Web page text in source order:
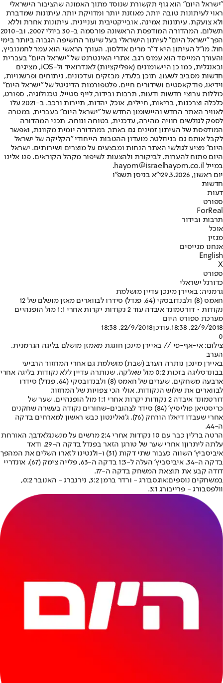
"ישראל היום" הוא גוף תקשורת שנוסד מתוך האמונה שהציבור הישראלי
ראוי לעיתונות טובה יותר, מאוזנת יותר ומדויקת יותר. עיתונות שמדברת
ולא צועקת. עיתונות אמינה, אובייקטיבית ועניינית. עיתונות אחרת וללא
תשלום. המהדורה המודפסת הראשונה פורסמה ב-30 ביולי 2007, וב-2010
הפך "ישראל היום" לעיתון הישראלי בעל שיעור החשיפה הגבוה ביותר בימי
חול. מו"ל העיתון היא ד"ר מרים אדלסון. העורך הראשי הוא עמר לחמנוביץ,
והעורך המייסד הוא עמוס רגב. אתרי האינטרנט של "ישראל היום" בעברית
ובאנגלית, כמו כן היישומונים (אפליקציות) לאנדרואיד ול-iOS, מציגים
חדשות מסביב לשעון, תוכן בלעדי, מבזקים ועדכונים, ניתוחים ופרשנויות,
וידיאו, פודקאסטים ושידורים חיים. פלטפורמות הדיגיטל של "ישראל היום"
כוללות ערוצי חדשות ודעות, תרבות ובידור, לייף סטייל, טכנולוגיה, ספורט,
כלכלה וצרכנות, בריאות, חיילים, אוכל, יהדות, תיירות ורכב. ב-2021 עלו
לאוויר האתר החדש והיישומון החדש של "ישראל היום" בעברית, במטרה
לספק לגולשים חוויה מהירה, עדכנית, בטוחה ונוחה. תכני המהדורה
המודפסת של העיתון זמינים גם באתר, במהדורה יומית מקוונת, ואפשר
לקבל אותם גם בניוזלטר. מועדון ההטבות הייחודי "הקליקה של ישראל
היום" מציע לגולשי האתר הנחות ומבצעים על מוצרים ושירותים. ישראל
היום פתוח להערות, לביקורת ולהצעות לשיפור מקהל הקוראים. פנו אלינו
במייל hayom@israelhayom.co.il.
יום ראשון, 29.3.2026
י"א בניסן תשפ"ו
חדשות
דעות
ספורט
ForReal
תרבות ובידור
אוכל
מגזין
אנחנו מגייסים
English
X
ספורט
כדורגל ישראלי
גרמניה: באיירן מינכן עדיין מושלמת
חאמס (8) ולבנדובסקי (64, פנדל) סידרו לבווארים מאזן מושלם של 12
נקודות • דורטמונד איבדה עוד 2 נקודות יקרות אחרי 1:1 מול הופנהיים
מערכת ספורט היום
22/9/2018, 18:38
,עודכן22/9/2018, 18:38
0
צילום: אי-אף-פי // באיירן מינכן חוגגת מאמזן מושלם בליגה הגרמנית,
הערב
באיירן מינכן נותרה הערב (שבת) מושלמת גם אחרי המחזור הרביעי
בבונדסליגה בזכות 0:2 מול שאלקה, שנותרה עדיין ללא נקודות בליגה אחרי
ארבעה משחקים. שערים של חאמס (8) ולבנדובסקי (64, פנדל) סידרו
לבווארים את שלוש הנקודות, אולי הכי צפויות של המחזור.
דורטמונד איבדה 2 נקודות יקרות אחרי 1:1 מול הופנהיים. שער של
כריסטיאן פוליסיץ' (84) סידר לצהובים-שחורים נקודה בעשרה שחקנים
אחרי שעבדו דיאלו הורחק (76), ג'ואלינטון כבש ראשון למארחים בדקה
ה-44.
הרטה ברלין כבר עם 10 נקודות אחרי 2:4 מרשים על מנשנגלאדבך. האורחת
עלתה ליתרוןו אחרי שער של טורגן הזאר בפנדל בדקה ה-29. ודאד
איביסביץ' השווה כעבור שתי דקות (31) ו-ולנטינו לזארו השלים את המהפך
בדקה ה-34. איביסביץ' העלה ל-1:3 בדקה ה-63, פלייה צימק (67). אונדריי
דודה קבע את תוצאת המשחק בדקה ה-77.
במשחקים נוספים:
אוגסבורג - ורדר ברמן 3:2, נירנברג - האנובר 0:2,
וולפסבורג - פרייבורג 3:1.